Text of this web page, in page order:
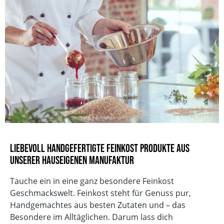
Europa-Allee, 29
54343 Föhren
Deutschland
GebindeTüte
Verkehrsbezeichnung
AROMATISIERTE FRÜCHTETEEMISCHUNG
Anzahl Teelöffel2
Ziehzeit in Minuten Dips10
Wassertemperatur100°C
Dosierung g / 1 Liter20-25 g/l
EAN4013149155421
Vegetarisch
Ohne Knoblauch
ohne zugesetzten Salz
Ohne Palmöl
Laktosefrei
Liebevoll handgefertigte Feinkost Produkte aus
unserer hauseigenen Manufaktur
Tauche ein in eine ganz besondere Feinkost
Geschmackswelt. Feinkost steht für Genuss pur,
Handgemachtes aus besten Zutaten und – das
Besondere im Alltäglichen. Darum lass dich